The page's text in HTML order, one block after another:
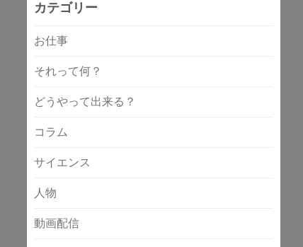
カテゴリー
お仕事
それって何？
どうやって出来る？
コラム
サイエンス
人物
動画配信